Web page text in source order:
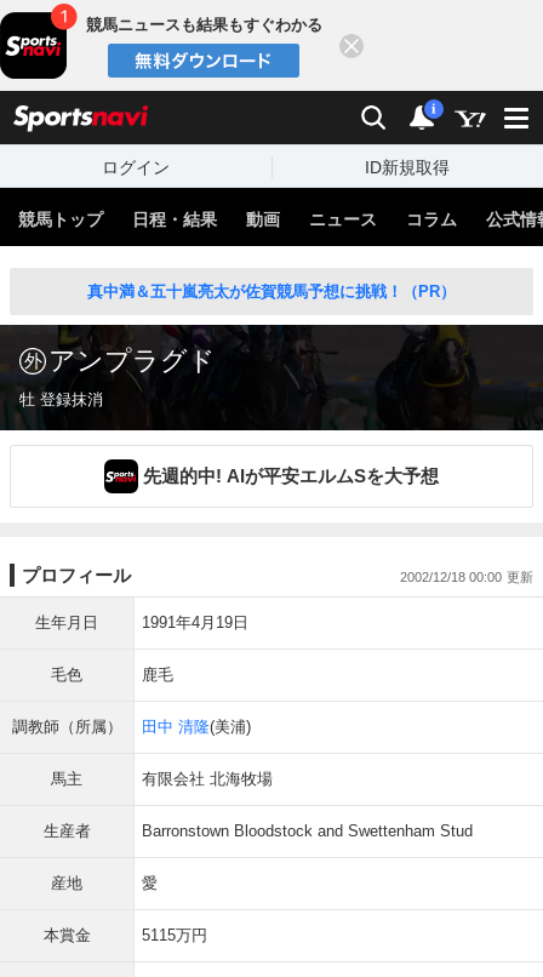
競馬ニュースも結果もすぐわかる
検索 通知
i
ログイン ID新規取得
競馬トップ 日程・結果 動画 ニュース コラム 公式情
真中満＆五十嵐亮太が佐賀競馬予想に挑戦！（PR）
アンプラグド
牡 登録抹消
先週的中! AIが平安エルムSを大予想
プロフィール 2002/12/18 00:00
生年月日 1991年4月19日
毛色 鹿毛
調教師（所属） 田中 清隆(美浦)
馬主 有限会社 北海牧場
生産者 Barronstown Bloodstock and Swettenham Stud
産地 愛
本賞金 5115万円